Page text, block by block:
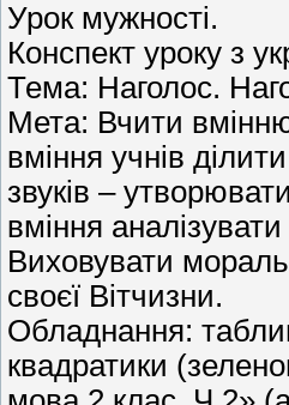
Урок мужності.
Конспект уроку з
Тема: Наголос.
Мета: Вчити вмінню
вміння учнів
звуків –
вміння
Виховувати
своєї Вітчизни.
Обладнання:
квадратики